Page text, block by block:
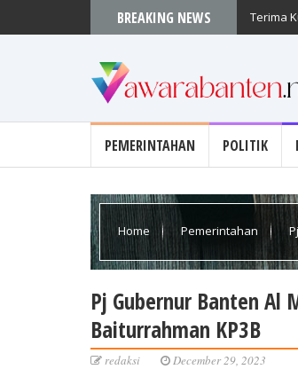
BREAKING NEWS Terima
PEMERINTAHAN POLITIK
Home Pemerintahan
Pj Gubernur Banten Al
Baiturrahman KP3B
redaksi December 29, 2023